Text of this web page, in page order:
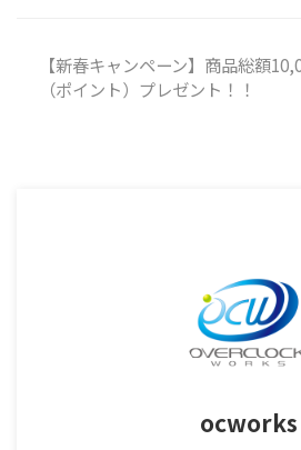
【新春キャンペーン】商品総額
（ポイント）プレゼント！！
ocworks